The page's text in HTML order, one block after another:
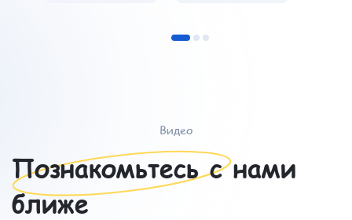
Видео
Познакомьтесь с нами
ближе